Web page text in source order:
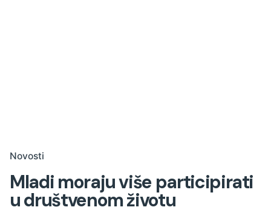
Novosti
Mladi moraju više participirati
u društvenom životu